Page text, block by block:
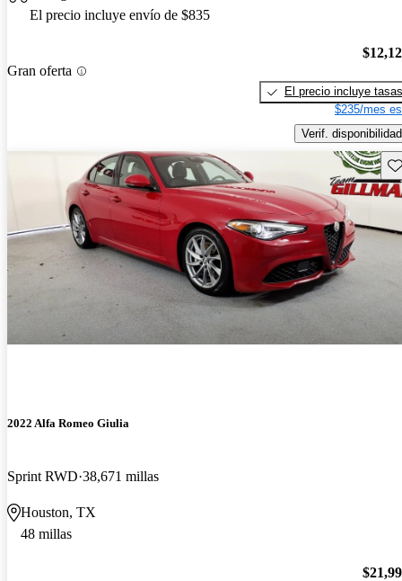
El precio incluye envío de $835
Gran oferta
El precio incluye tasas
$235/mes
Verif. disponibilidad
2022 Alfa Romeo Giulia
Sprint RWD 38,671 millas
Houston, TX
48 millas